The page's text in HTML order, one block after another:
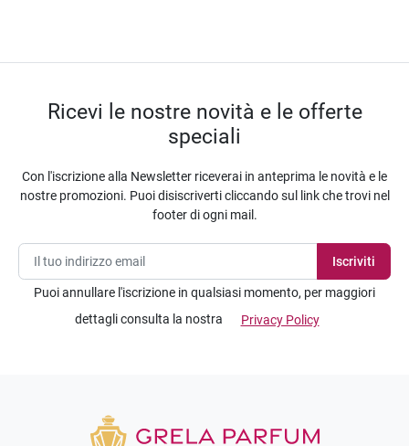
Ricevi le nostre novità e le offerte
speciali
Con l'iscrizione alla Newsletter riceverai in anteprima le novità e le
nostre promozioni. Puoi disiscriverti cliccando sul link che trovi nel
footer di ogni mail.
Puoi annullare l'iscrizione in qualsiasi momento, per maggiori
dettagli consulta la nostra
Privacy Policy